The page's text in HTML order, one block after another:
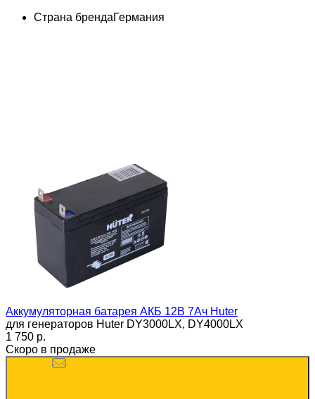
Страна брендаГермания
Аккумуляторная батарея АКБ 12В 7Ач Huter
для генераторов Huter DY3000LX, DY4000LX
1 750 p.
Скоро в продаже